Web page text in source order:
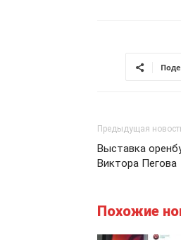
Предыдущая
Выставка
Виктора Пегова
Похожие